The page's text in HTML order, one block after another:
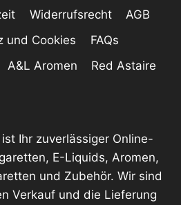
Widerrufsrecht
AGB
und Cookies
FAQs
A&L Aromen Red Astaire
Ihr zuverlässiger Online-
E-Liquids, Aromen,
und Zubehör. Wir sind
Verkauf und die Lieferung